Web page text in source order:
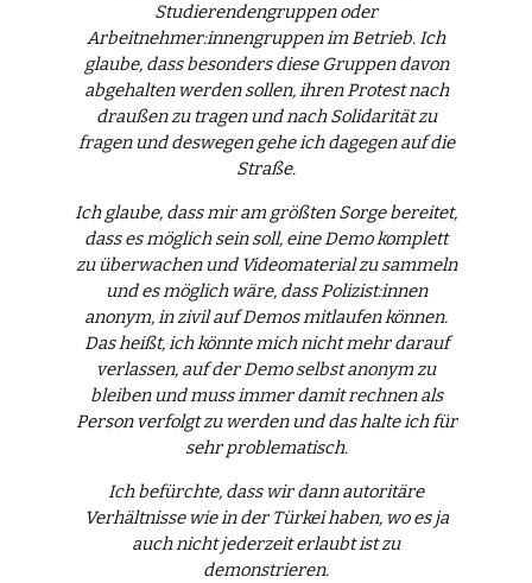
Studierendengruppen oder
Arbeitnehmer:innengruppen im Betrieb. Ich
glaube, dass besonders diese Gruppen davon
abgehalten werden sollen, ihren Protest nach
draußen zu tragen und nach Solidarität zu
fragen und deswegen gehe ich dagegen auf die
Straße.
Ich glaube, dass mir am größten Sorge bereitet,
dass es möglich sein soll, eine Demo komplett
zu überwachen und Videomaterial zu sammeln
und es möglich wäre, dass Polizist:innen
anonym, in zivil auf Demos mitlaufen können.
Das heißt, ich könnte mich nicht mehr darauf
verlassen, auf der Demo selbst anonym zu
bleiben und muss immer damit rechnen als
Person verfolgt zu werden und das halte ich für
sehr problematisch.
Ich befürchte, dass wir dann autoritäre
Verhältnisse wie in der Türkei haben, wo es ja
auch nicht jederzeit erlaubt ist zu
demonstrieren.